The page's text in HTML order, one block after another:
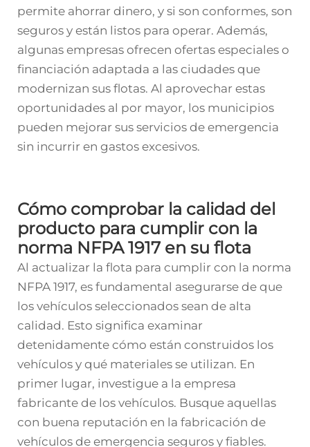
permite ahorrar dinero, y si son conformes, son
seguros y están listos para operar. Además,
algunas empresas ofrecen ofertas especiales o
financiación adaptada a las ciudades que
modernizan sus flotas. Al aprovechar estas
oportunidades al por mayor, los municipios
pueden mejorar sus servicios de emergencia
sin incurrir en gastos excesivos.
Cómo comprobar la calidad del
producto para cumplir con la
norma NFPA 1917 en su flota
Al actualizar la flota para cumplir con la norma
NFPA 1917, es fundamental asegurarse de que
los vehículos seleccionados sean de alta
calidad. Esto significa examinar
detenidamente cómo están construidos los
vehículos y qué materiales se utilizan. En
primer lugar, investigue a la empresa
fabricante de los vehículos. Busque aquellas
con buena reputación en la fabricación de
vehículos de emergencia seguros y fiables.